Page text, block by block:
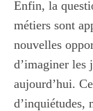
Enfin, la
métiers sont
nouvelles
d’imaginer les
aujourd’hui.
d’inquiétudes,